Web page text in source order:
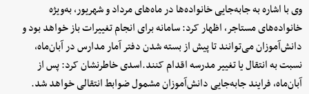
وی با اشاره به جابه‌جایی خانواده‌ها در ماه‌های مرداد و شهریور، به‌ویژه
خانواده‌های مستاجر، اظهار کرد: سامانه برای انجام تغییرات باز خواهد بود و
دانش‌آموزان می‌توانند تا پیش از بسته شدن دفتر آمار مدارس در آبان‌ماه،
نسبت به انتقال یا تغییر مدرسه اقدام کنند.اسدی خاطرنشان کرد: پس از
آبان‌ماه، فرایند جابه‌جایی دانش‌آموزان مشمول ضوابط انتقالی خواهد شد.